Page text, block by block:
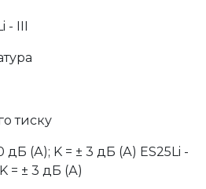
- III
тиску
дБ (А); K = ± 3 дБ (А) ES25Li -
= ± 3 дБ (А)